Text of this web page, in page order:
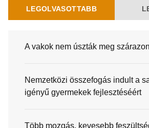
LEGOLVASOTTABB
A vakok nem úszták meg szárazon
Nemzetközi összefogás indult a
igényű gyermekek fejlesztéséért
Több mozgás, kevesebb